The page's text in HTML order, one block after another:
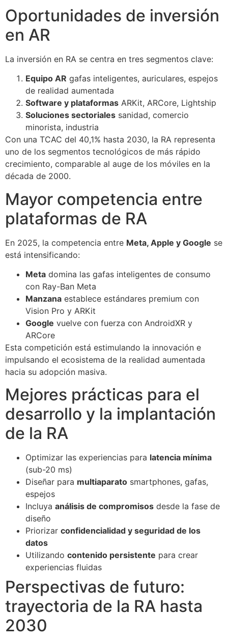
Oportunidades de inversión
en AR
La inversión en RA se centra en tres segmentos clave:
Equipo AR gafas inteligentes, auriculares, espejos
de realidad aumentada
Software y plataformas ARKit, ARCore, Lightship
Soluciones sectoriales sanidad, comercio
minorista, industria
Con una TCAC del 40,1% hasta 2030, la RA representa
uno de los segmentos tecnológicos de más rápido
crecimiento, comparable al auge de los móviles en la
década de 2000.
Mayor competencia entre
plataformas de RA
En 2025, la competencia entre Meta, Apple y Google se
está intensificando:
Meta domina las gafas inteligentes de consumo
con Ray-Ban Meta
Manzana establece estándares premium con
Vision Pro y ARKit
Google vuelve con fuerza con AndroidXR y
ARCore
Esta competición está estimulando la innovación e
impulsando el ecosistema de la realidad aumentada
hacia su adopción masiva.
Mejores prácticas para el
desarrollo y la implantación
de la RA
Optimizar las experiencias para latencia mínima
(sub-20 ms)
Diseñar para multiaparato smartphones, gafas,
espejos
Incluya análisis de compromisos desde la fase de
diseño
Priorizar confidencialidad y seguridad de los
datos
Utilizando contenido persistente para crear
experiencias fluidas
Perspectivas de futuro:
trayectoria de la RA hasta
2030